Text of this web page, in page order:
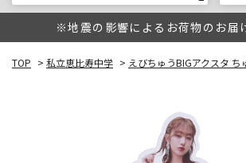
※地震の影響によるお荷物のお届
TOP > 私立恵比寿中学 > えびちゅうBIGアクスタ ち